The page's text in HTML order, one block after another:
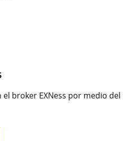
broker EXNess por medio del